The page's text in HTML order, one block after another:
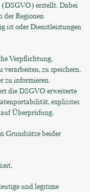
erstellt. Dabei
der Regionen
ist oder Dienstleistungen
Verpflichtung,
verarbeiten, zu speichern,
zu informieren.
die DSGVO erweiterte
explizites
Überprüfung.
Grundsätze beider
und legitime